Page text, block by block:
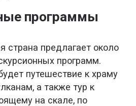
программы
страна предлагает около
программ.
путешествие к храму
а также тур к
на скале, по